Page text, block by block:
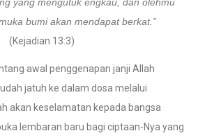
bumi akan mendapat berkat.”
(Kejadian 13:3)
awal penggenapan janji Allah
jatuh ke dalam dosa melalui
akan keselamatan kepada bangsa
lembaran baru bagi ciptaan-Nya yang